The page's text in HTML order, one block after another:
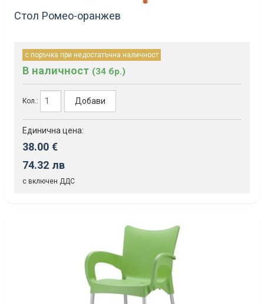
Стол Ромео-оранжев
с поръчка при недостатъчна наличност
В наличност (34 бр.)
Кол.: Добави
Единична цена:
38.00 €
74.32 лв
с включен ДДС